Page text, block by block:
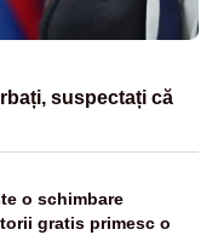
suspectați că
o schimbare
gratis primesc o